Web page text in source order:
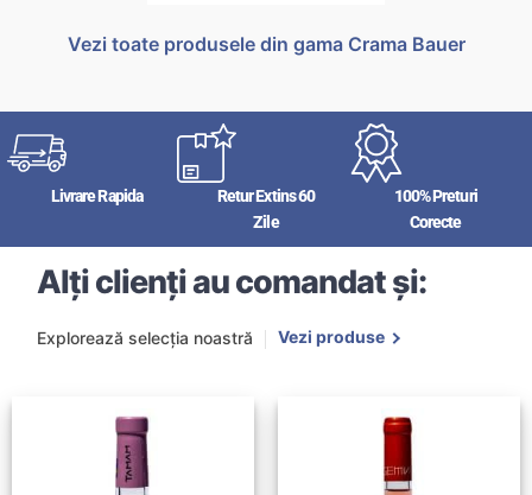
Vezi toate produsele din gama Crama Bauer
Livrare Rapida
Retur Extins 60
Zile
100% Preturi
Corecte
Alți clienți au comandat și:
Explorează selecția noastră Vezi produse